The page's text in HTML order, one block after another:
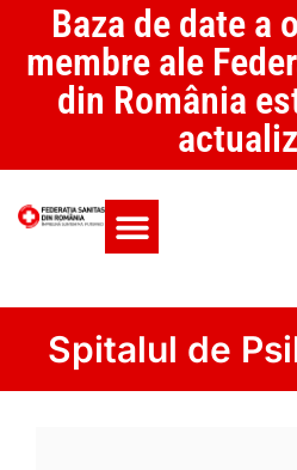
Baza de date a
membre ale
din România
Spitalul de